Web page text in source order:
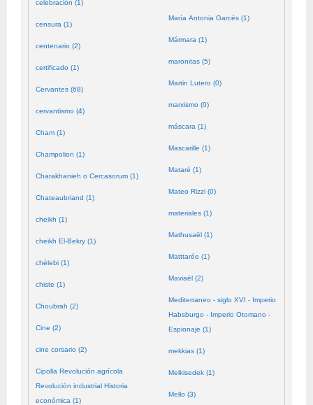
celebración (1)
censura (1)
centenario (2)
certificado (1)
Cervantes (68)
cervantismo (4)
Cham (1)
Champolion (1)
Charakhanieh o Cercasorum (1)
Chateaubriand (1)
cheikh (1)
cheikh El-Bekry (1)
chélebi (1)
chiste (1)
Choubrah (2)
Cine (2)
cine corsario (2)
Cipolla Revolución agrícola
Revolución industrial Historia
económica (1)
María Antonia Garcés (1)
Mármara (1)
maronitas (5)
Martin Lutero (0)
marxismo (0)
máscara (1)
Mascarille (1)
Mataré (1)
Mateo Rizzi (0)
materiales (1)
Mathusaël (1)
Matttarée (1)
Maviaël (2)
Mediterraneo - siglo XVI - Imperio
Habsburgo - Imperio Otomano -
Espionaje (1)
mekkias (1)
Melkisedek (1)
Mello (3)